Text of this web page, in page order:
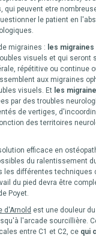
qui peuvent etre
le patient en
migraines : les
visuels et qui seront
répétitive ou continue
aux migraines
visuels. Et les
par des troubles
de vertiges,
des territoires
efficace en
du ralentissement
les différentes techniques
du pied devra être
Poyet.
d'Arnold est une douleur
l'arcade sourcillière.
entre C1 et C2, ce qui